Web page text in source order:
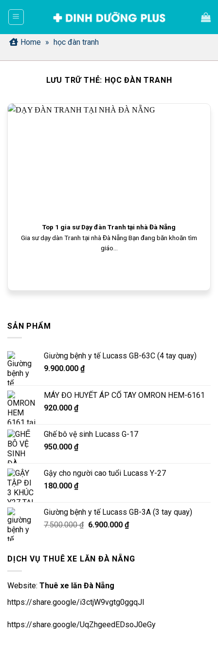
dung Home » học đàn tranh
LƯU TRỮ THẺ: HỌC ĐÀN TRANH
Top 1 gia sư Dạy đàn Tranh tại nhà Đà Nẵng
Gia sư dạy dàn Tranh tại nhà Đà Nẵng Bạn đang băn khoăn tìm
giáo...
SẢN PHẨM
Giường bệnh y tế Lucass GB-63C (4 tay quay)
9.900.000 ₫
MÁY ĐO HUYẾT ÁP CỔ TAY OMRON HEM-6161
920.000 ₫
Ghế bô vệ sinh Lucass G-17
950.000 ₫
Gậy cho người cao tuổi Lucass Y-27
180.000 ₫
Giường bệnh y tế Lucass GB-3A (3 tay quay)
7.500.000₫ Giá
7.500.000 ₫.
6.900.000 ₫Giá
là:
DỊCH VỤ THUÊ XE LĂN ĐÀ NẴNG
Website: Thuê xe lăn Đà Nẵng
https://share.google/i3ctjW9vgtg0ggqJl
https://share.google/UqZhgeedEDsoJ0eGy